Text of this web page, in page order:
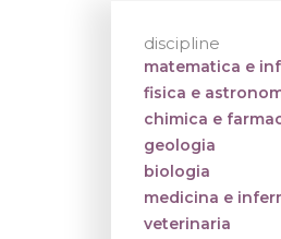
discipline
matematica e
fisica e
chimica e
geologia
biologia
medicina e
veterinaria